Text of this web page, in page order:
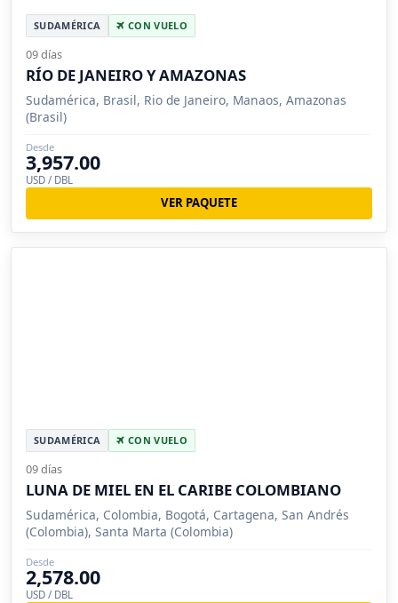
SUDAMÉRICA CON VUELO
09 días
RÍO DE JANEIRO Y AMAZONAS
Sudamérica, Brasil, Rio de Janeiro, Manaos, Amazonas
(Brasil)
Desde
3,957.00
USD / DBL
VER PAQUETE
SUDAMÉRICA CON VUELO
09 días
LUNA DE MIEL EN EL CARIBE COLOMBIANO
Sudamérica, Colombia, Bogotá, Cartagena, San Andrés
(Colombia), Santa Marta (Colombia)
Desde
2,578.00
USD / DBL